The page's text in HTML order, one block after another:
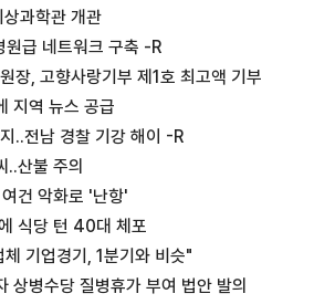
과학관 개관
급 네트워크 구축 -R
장, 고향사랑기부 제1호 최고액 기부
지역 뉴스 공급
..전남 경찰 기강 해이 -R
..산불 주의
건 악화로 '난항'
식당 턴 40대 체포
기업경기, 1분기와 비슷"
상병수당 질병휴가 부여 법안 발의